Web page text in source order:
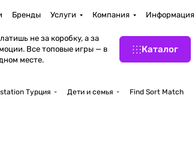
Бренды Услуги Компания Информация
не за коробку, а за
Все топовые игры — в
месте.
Каталог
Турция Дети и семья Find Sort Match